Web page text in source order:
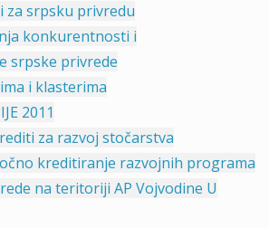
za srpsku privredu
konkurentnosti i
srpske privrede
i klasterima
2011
za razvoj stočarstva
kreditiranje razvojnih programa
na teritoriji AP Vojvodine U